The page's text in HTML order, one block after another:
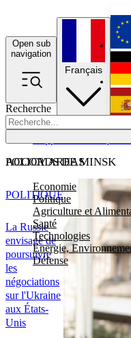
Open sub
navigation
Recherche
POLICY AREAS
Economie
Politique
Agriculture et
Santé
Technologies
Energie,
Défense
Français
ACCORDS DE MINSK
La Russie
envisage de
poursuivre
les
négociations
sur l'Ukraine
aux États-
Unis
POLITIQUE